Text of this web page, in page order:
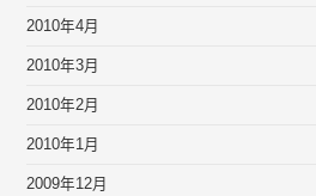
2010年4月
2010年3月
2010年2月
2010年1月
2009年12月